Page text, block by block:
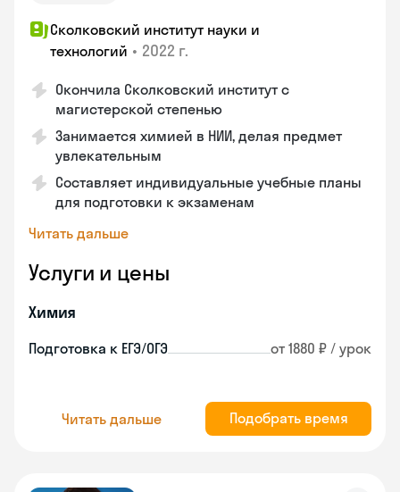
Сколковский институт науки и
технологий • 2022 г.
Окончила Сколковский институт с
магистерской степенью
Занимается химией в НИИ, делая предмет
увлекательным
Составляет индивидуальные учебные планы
для подготовки к экзаменам
Читать дальше
Услуги и цены
Химия
Подготовка к ЕГЭ/ОГЭ от 1880 ₽ / урок
Читать дальше Подобрать время